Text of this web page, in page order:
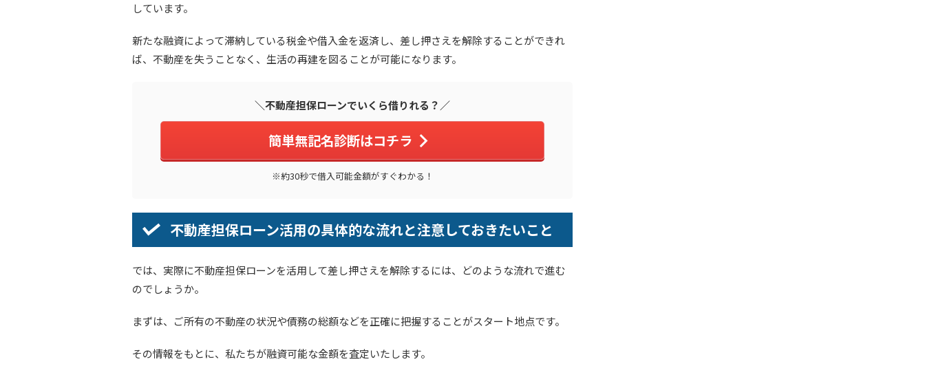
しています。
新たな融資によって滞納している税金や借入金を返済し、差し押さえを解除することができれ
ば、不動産を失うことなく、生活の再建を図ることが可能になります。
＼不動産担保ローンでいくら借りれる？／
簡単無記名診断はコチラ
※約30秒で借入可能金額がすぐわかる！
不動産担保ローン活用の具体的な流れと注意しておきたいこと
では、実際に不動産担保ローンを活用して差し押さえを解除するには、どのような流れで進む
のでしょうか。
まずは、ご所有の不動産の状況や債務の総額などを正確に把握することがスタート地点です。
その情報をもとに、私たちが融資可能な金額を査定いたします。